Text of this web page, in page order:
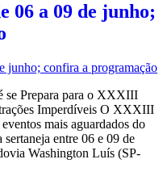
06 a 09 de junho;
se Prepara para o XXXIII
Imperdíveis O XXXIII
mais aguardados do
entre 06 e 09 de
Washington Luís (SP-